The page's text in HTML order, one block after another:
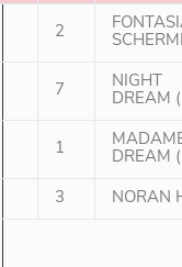
2
7
NIGHT
DREAM
1
DREAM
3 NORAN